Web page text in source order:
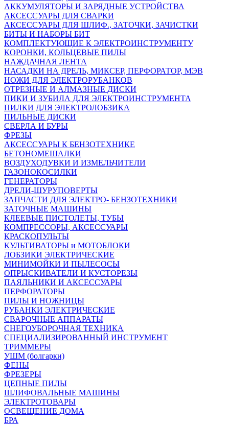
АККУМУЛЯТОРЫ И ЗАРЯДНЫЕ УСТРОЙСТВА
АКСЕССУАРЫ ДЛЯ СВАРКИ
АКСЕССУАРЫ ДЛЯ ШЛИФ., ЗАТОЧКИ, ЗАЧИСТКИ
БИТЫ И НАБОРЫ БИТ
КОМПЛЕКТУЮЩИЕ К ЭЛЕКТРОИНСТРУМЕНТУ
КОРОНКИ, КОЛЬЦЕВЫЕ ПИЛЫ
НАЖДАЧНАЯ ЛЕНТА
НАСАДКИ НА ДРЕЛЬ, МИКСЕР, ПЕРФОРАТОР, МЭВ
НОЖИ ДЛЯ ЭЛЕКТРОРУБАНКОВ
ОТРЕЗНЫЕ И АЛМАЗНЫЕ ДИСКИ
ПИКИ И ЗУБИЛА ДЛЯ ЭЛЕКТРОИНСТРУМЕНТА
ПИЛКИ ДЛЯ ЭЛЕКТРОЛОБЗИКА
ПИЛЬНЫЕ ДИСКИ
СВЕРЛА И БУРЫ
ФРЕЗЫ
АКСЕССУАРЫ К БЕНЗОТЕХНИКЕ
БЕТОНОМЕШАЛКИ
ВОЗДУХОДУВКИ И ИЗМЕЛЬЧИТЕЛИ
ГАЗОНОКОСИЛКИ
ГЕНЕРАТОРЫ
ДРЕЛИ-ШУРУПОВЕРТЫ
ЗАПЧАСТИ ДЛЯ ЭЛЕКТРО- БЕНЗОТЕХНИКИ
ЗАТОЧНЫЕ МАШИНЫ
КЛЕЕВЫЕ ПИСТОЛЕТЫ, ТУБЫ
КОМПРЕССОРЫ, АКСЕССУАРЫ
КРАСКОПУЛЬТЫ
КУЛЬТИВАТОРЫ и МОТОБЛОКИ
ЛОБЗИКИ ЭЛЕКТРИЧЕСКИЕ
МИНИМОЙКИ И ПЫЛЕСОСЫ
ОПРЫСКИВАТЕЛИ И КУСТОРЕЗЫ
ПАЯЛЬНИКИ И АКСЕССУАРЫ
ПЕРФОРАТОРЫ
ПИЛЫ И НОЖНИЦЫ
РУБАНКИ ЭЛЕКТРИЧЕСКИЕ
СВАРОЧНЫЕ АППАРАТЫ
СНЕГОУБОРОЧНАЯ ТЕХНИКА
СПЕЦИАЛИЗИРОВАННЫЙ ИНСТРУМЕНТ
ТРИММЕРЫ
УШМ (болгарки)
ФЕНЫ
ФРЕЗЕРЫ
ЦЕПНЫЕ ПИЛЫ
ШЛИФОВАЛЬНЫЕ МАШИНЫ
ЭЛЕКТРОТОВАРЫ
ОСВЕЩЕНИЕ ДОМА
БРА